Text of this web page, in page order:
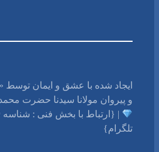
ایجاد شده با عشق و ایمان توسط «
و پیروان مولانا سیدنا حضرت
تلگرام}